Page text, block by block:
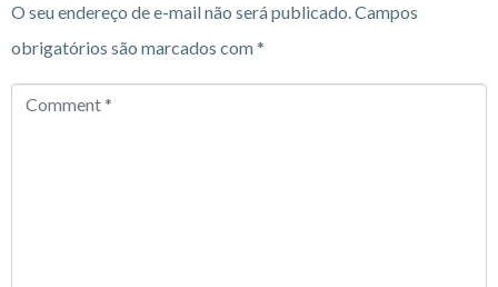
O seu endereço de e-mail não será publicado.Campos
obrigatórios são marcados com*
Comment